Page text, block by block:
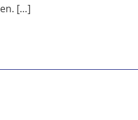
[…]